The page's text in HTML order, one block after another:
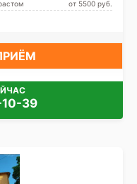
от 5500 pуб.
39